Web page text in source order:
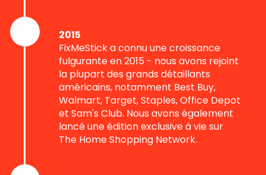
2015
FixMeStick a connu une croissance
fulgurante en 2015 - nous avons rejoint
la plupart des grands détaillants
américains, notamment Best Buy,
Walmart, Target, Staples, Office Depot
et Sam's Club. Nous avons également
lancé une édition exclusive à vie sur
The Home Shopping Network.